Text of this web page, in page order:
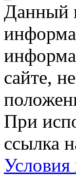
Данный
сайте,
При
ссылка
Условия